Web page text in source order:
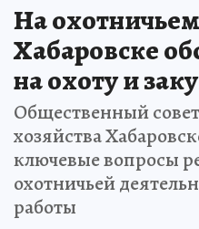
На
Хабаровске
на охоту и
Общественный
хозяйства
ключевые вопросы
охотничьей
работы